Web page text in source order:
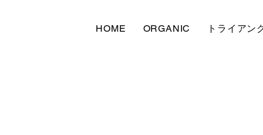
HOME ORGANIC トライアン